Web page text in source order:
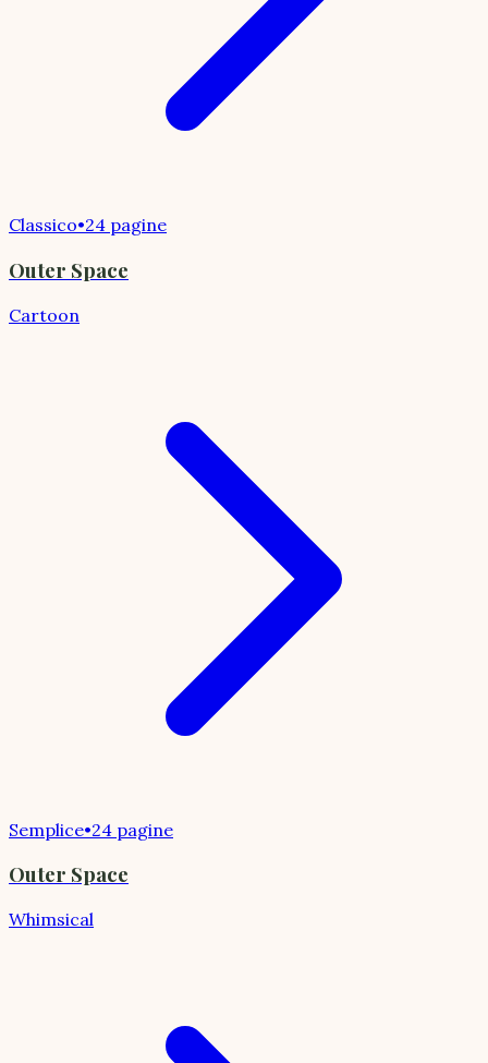
Classico•24 pagine
Outer Space
Cartoon
Semplice•24 pagine
Outer Space
Whimsical